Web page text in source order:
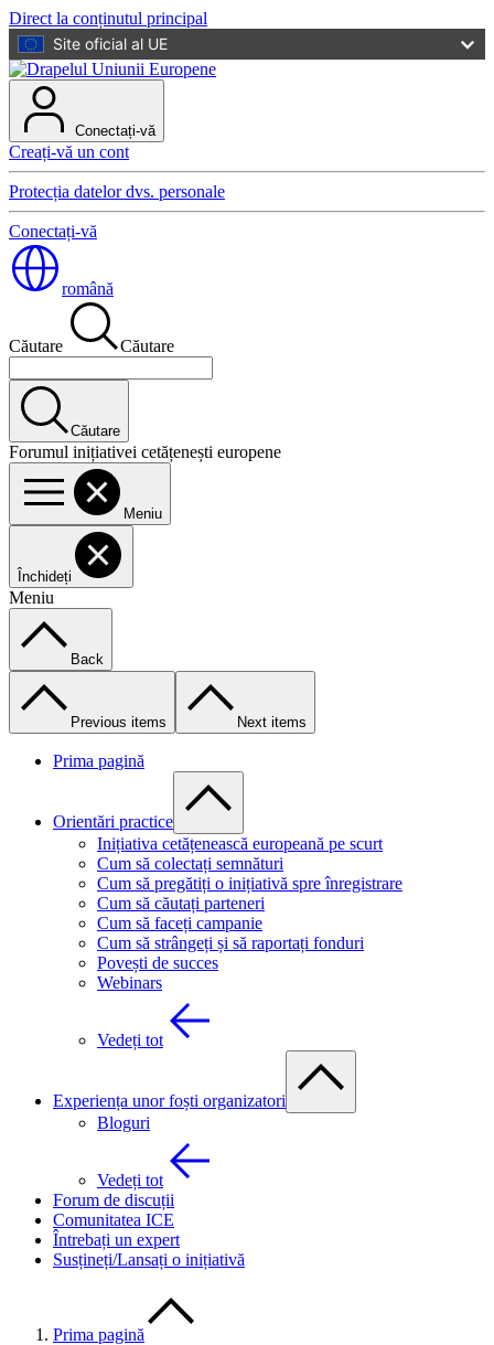
Direct la conținutul principal
Site oficial al UE
Conectați-vă
Creați-vă un cont
Protecția datelor dvs. personale
Conectați-vă
română
Căutare Căutare
Căutare
Forumul inițiativei cetățenești europene
Meniu
Închideți
Meniu
Back
Previous items Next items
Prima pagină
Orientări practice
Inițiativa cetățenească europeană pe scurt
Cum să colectați semnături
Cum să pregătiți o inițiativă spre înregistrare
Cum să căutați parteneri
Cum să faceți campanie
Cum să strângeți și să raportați fonduri
Povești de succes
Webinars
Vedeți tot
Experiența unor foști organizatori
Bloguri
Vedeți tot
Forum de discuții
Comunitatea ICE
Întrebați un expert
Susțineți/Lansați o inițiativă
Prima pagină